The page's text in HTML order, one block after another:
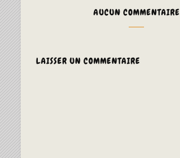
AUCUN COMMENTAIRE
LAISSER UN COMMENTAIRE